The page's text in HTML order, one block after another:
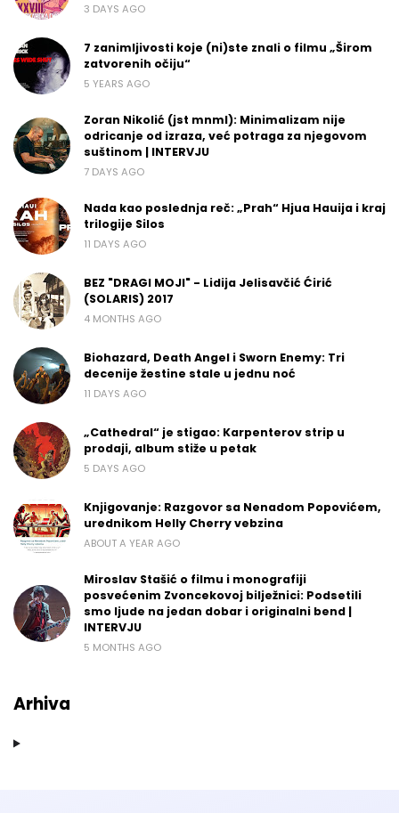
3 DAYS AGO
7 zanimljivosti koje (ni)ste znali o filmu „Širom
zatvorenih očiju“
5 YEARS AGO
Zoran Nikolić (jst mnml): Minimalizam nije
odricanje od izraza, već potraga za njegovom
suštinom | INTERVJU
7 DAYS AGO
Nada kao poslednja reč: „Prah“ Hjua Hauija i kraj
trilogije Silos
11 DAYS AGO
BEZ "DRAGI MOJI" - Lidija Jelisavčić Ćirić
(SOLARIS) 2017
4 MONTHS AGO
Biohazard, Death Angel i Sworn Enemy: Tri
decenije žestine stale u jednu noć
11 DAYS AGO
„Cathedral“ je stigao: Karpenterov strip u
prodaji, album stiže u petak
5 DAYS AGO
Knjigovanje: Razgovor sa Nenadom Popovićem,
urednikom Helly Cherry vebzina
ABOUT A YEAR AGO
Miroslav Stašić o filmu i monografiji
posvećenim Zvoncekovoj bilježnici: Podsetili
smo ljude na jedan dobar i originalni bend |
INTERVJU
5 MONTHS AGO
Arhiva